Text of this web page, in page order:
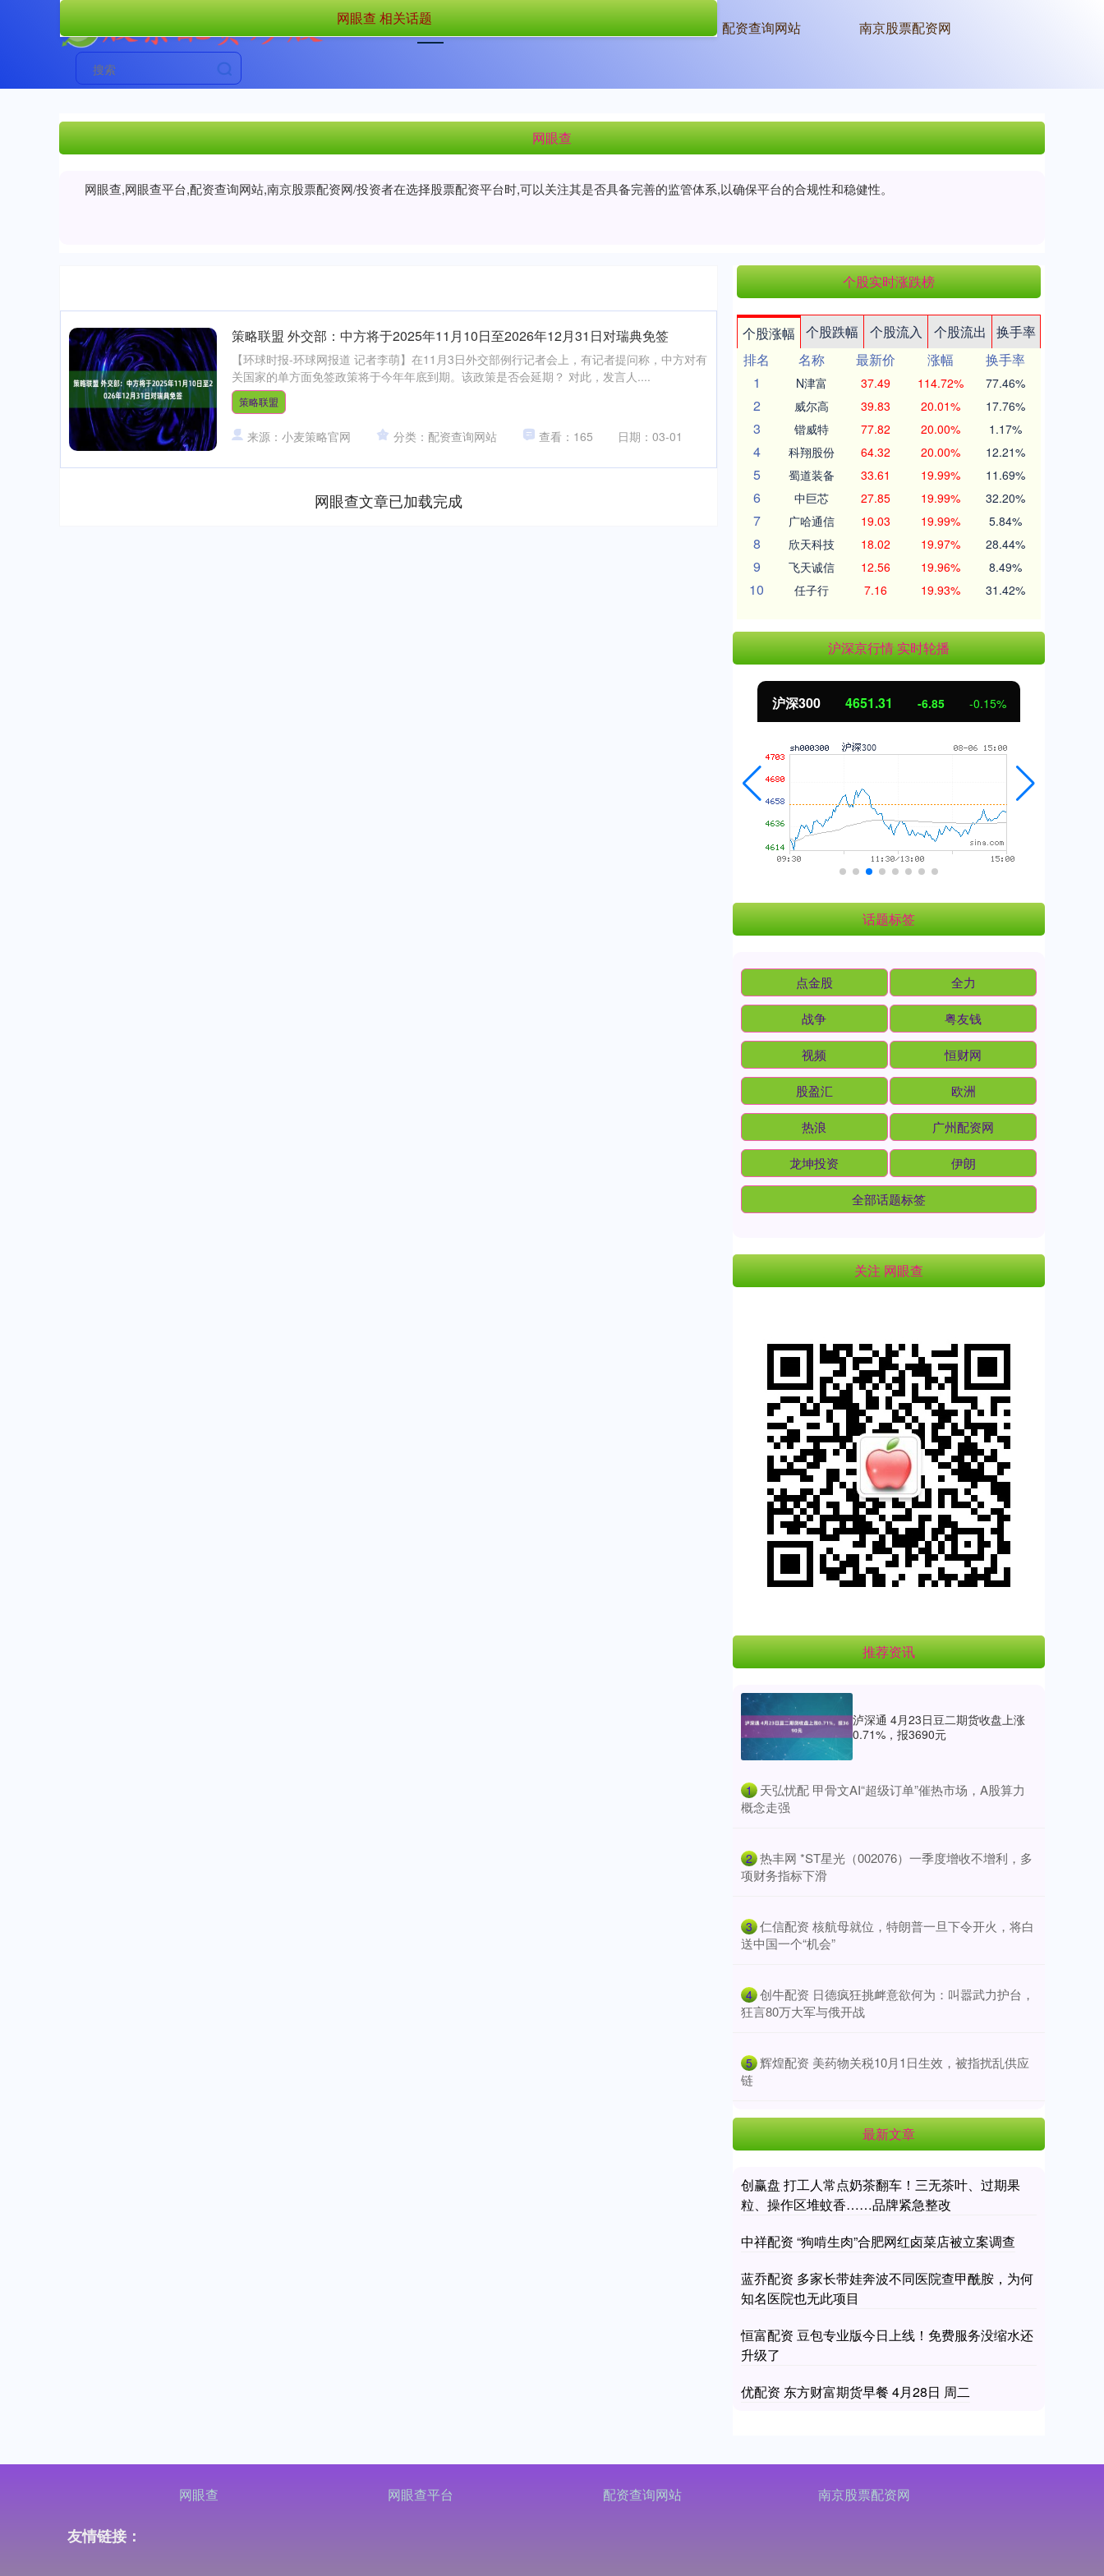
首页 网眼查 网眼查平台 配资查询网站 南京股票配资网
网眼查
网眼查,网眼查平台,配资查询网站,南京股票配资网/投资者在选择股票配资平台时,可以关注其是否具备完善的监管体系,以确保平台的合规性和稳健性。
网眼查 相关话题
策略联盟 外交部：中方将于2025年11月10日至2026年12月31日对瑞典免签
【环球时报-环球网报道 记者李萌】在11月3日外交部例行记者会上，有记者提问称，中方对有
关国家的单方面免签政策将于今年年底到期。该政策是否会延期？ 对此，发言人....
策略联盟
来源：小麦策略官网 分类：配资查询网站 查看：165 日期：03-01
网眼查文章已加载完成
个股实时涨跌榜
个股涨幅 个股跌幅 个股流入 个股流出
换手率
排名
名称 最新价 涨幅
换手率
1
N津富 37.49 114.72% 77.46%
2 威尔高 39.83 20.01% 17.76%
3 锴威特 77.82 20.00% 1.17%
4 科翔股份 64.32 20.00% 12.21%
5 蜀道装备 33.61 19.99% 11.69%
6 中巨芯 27.85 19.99% 32.20%
7 广哈通信 19.03 19.99% 5.84%
8 欣天科技 18.02 19.97% 28.44%
9 飞天诚信 12.56 19.96% 8.49%
10 任子行 7.16 19.93% 31.42%
沪深京行情 实时轮播
沪深300 4651.31 -6.85 -0.15%
话题标签
点金股 全力
战争 粤友钱
视频 恒财网
股盈汇 欧洲
热浪 广州配资网
龙坤投资 伊朗
全部话题标签
关注 网眼查
推荐资讯
泸深通 4月23日豆二期货收盘上涨
0.71%，报3690元
1 ​天弘忧配 甲骨文AI“超级订单”催热市场，A股算力
概念走强
2 ​热丰网 *ST星光（002076）一季度增收不增利，多
项财务指标下滑
3 ​仁信配资 核航母就位，特朗普一旦下令开火，将白
送中国一个“机会”
4 ​创牛配资 日德疯狂挑衅意欲何为：叫嚣武力护台，
狂言80万大军与俄开战
5 ​辉煌配资 美药物关税10月1日生效，被指扰乱供应
链
最新文章
创赢盘 打工人常点奶茶翻车！三无茶叶、过期果
粒、操作区堆蚊香……品牌紧急整改
中祥配资 “狗啃生肉”合肥网红卤菜店被立案调查
蓝乔配资 多家长带娃奔波不同医院查甲酰胺，为何
知名医院也无此项目
恒富配资 豆包专业版今日上线！免费服务没缩水还
升级了
优配资 东方财富期货早餐 4月28日 周二
网眼查 网眼查平台 配资查询网站 南京股票配资网
友情链接：